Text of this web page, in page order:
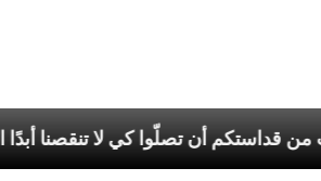
للبابا: نطلب من قداستكم أن تصلّوا كي لا